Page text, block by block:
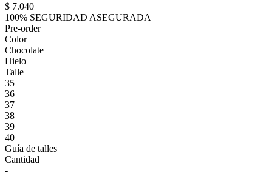
$ 7.040
100% SEGURIDAD ASEGURADA
Pre-order
Color
Chocolate
Hielo
Talle
35
36
37
38
39
40
Guía de talles
Cantidad
-